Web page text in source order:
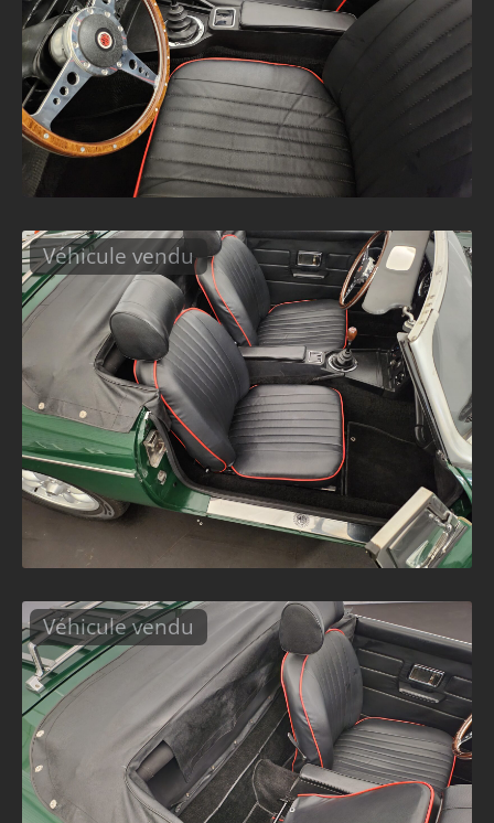
Véhicule vendu
Véhicule vendu